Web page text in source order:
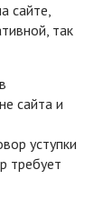
сайте,
так
сайта и
уступки
требует